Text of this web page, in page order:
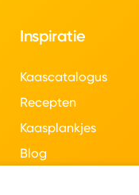
Inspiratie
Kaascatalogus
Recepten
Kaasplankjes
Blog